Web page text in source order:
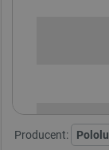
Producent: Pololu